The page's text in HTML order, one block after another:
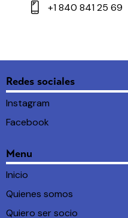
+1 840 841 25 69
Redes sociales
Instagram
Facebook
Menu
Inicio
Quienes somos
Quiero ser socio